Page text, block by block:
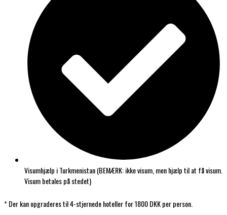
Visumhjælp i Turkmenistan (BEMÆRK: ikke visum, men hjælp til at få visum.
Visum betales på stedet)
* Der kan opgraderes til 4-stjernede hoteller for 1800 DKK per person.